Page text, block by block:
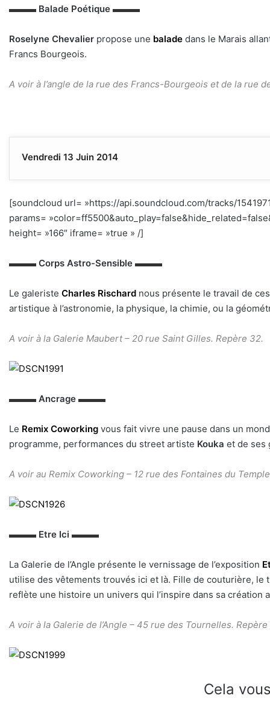
▬▬▬ Balade Poétique ▬▬▬
Roselyne Chevalier propose une balade dans le Marais
Francs Bourgeois.
A voir à l’angle de la rue des Francs-Bourgeois et de la rue
Vendredi 13 Juin 2014
[soundcloud url= »https://api.soundcloud.com/tracks/
params=
height= »166″ iframe= »true » /]
▬▬▬ Corps Astro-Sensible ▬▬▬
Le galeriste Charles Rischard nous présente le travail de
artistique à l’astronomie, la physique, la chimie, ou la
A voir à la Galerie Maubert – 20 rue Saint Gilles. Repère 32.
▬▬▬ Ancrage ▬▬▬
Le Remix Coworking vous fait vivre une pause dans un
programme, performances du street artiste Kouka et de ses
A voir au Remix Coworking – 12 rue des Fontaines du
▬▬▬ Etre Ici ▬▬▬
La Galerie de l’Angle présente le vernissage de l’exposition
utilise des vêtements trouvés ici et là. Fille de couturière,
reflète une histoire un univers qui l’inspire dans sa création
A voir à la Galerie de l’Angle – 45 rue des Tournelles. Repère
Cela